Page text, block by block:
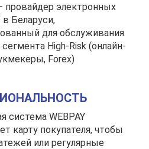
провайдер электронных
Беларуси,
для обслуживания
High-Risk (онлайн-
Forex)
система WEBPAY
карту покупателя, чтобы
или регулярные